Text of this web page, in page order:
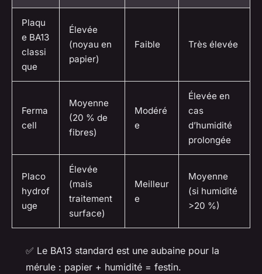
Plaqu
e BA13
classi
que
Élevée
(noyau en
papier)
Faible Très élevée
Ferma
cell
Moyenne
(20 % de
fibres)
Modéré
e
Élevée en
cas
d’humidité
prolongée
Placo
hydrof
uge
Élevée
(mais
traitement
surface)
Meilleur
e
Moyenne
(si humidité
>20 %)
✅ Le BA13 standard est une aubaine pour la
mérule : papier + humidité = festin.